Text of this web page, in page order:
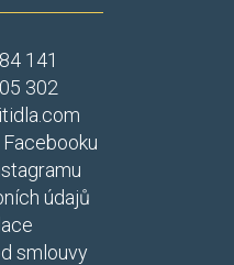
141
302
údajů
smlouvy